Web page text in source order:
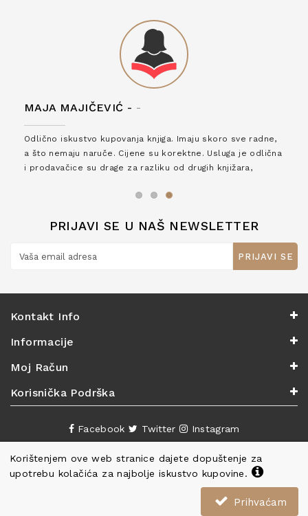
Korištenjem ove web stranice dajete dopuštenje za
upotrebu kolačića za najbolje iskustvo kupovine.
Prihvaćam
MAJA MAJIČEVIĆ - -
Odlično iskustvo kupovanja knjiga. Imaju skoro sve radne,
a što nemaju naruče. Cijene su korektne. Usluga je odlična
i prodavačice su drage za razliku od drugih knjižara,
PRIJAVI SE U NAŠ NEWSLETTER
PRIJAVI SE
Kontakt Info
Informacije
Moj Račun
Korisnička Podrška
Facebook Twitter Instagram